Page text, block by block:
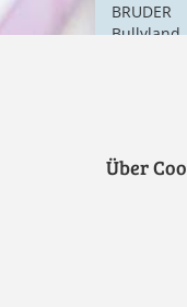
BRUDER
Bullyland
Über